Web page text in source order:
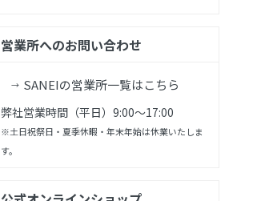
営業所へのお問い合わせ
SANEIの営業所一覧はこちら
弊社営業時間（平日）9:00～17:00
※土日祝祭日・夏季休暇・年末年始は休業いたしま
す。